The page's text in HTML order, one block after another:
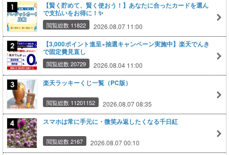
【賢く貯めて、賢く使おう！】あなたに合ったカードを選ん
で支払いをお得に！✨
閲覧総数 11822 2026.08.07 11:00
【3,000ポイント進呈×抽選キャンペーン実施中】楽天でんき
で固定費見直し
閲覧総数 20729 2026.08.04 11:00
楽天ラッキーくじ一覧（PC版）
閲覧総数 11201152 2026.08.07 08:35
スマホは常に手元に・微笑み返したくなる千日紅
閲覧総数 2167 2026.08.07 00:10